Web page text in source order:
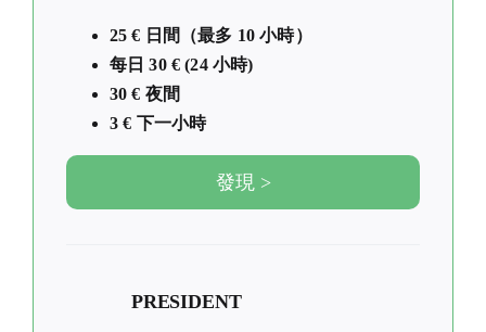
25 € 日間（最多 10 小時）
每日 30 € (24 小時)
30 € 夜間
3 € 下一小時
發現 >
PRESIDENT